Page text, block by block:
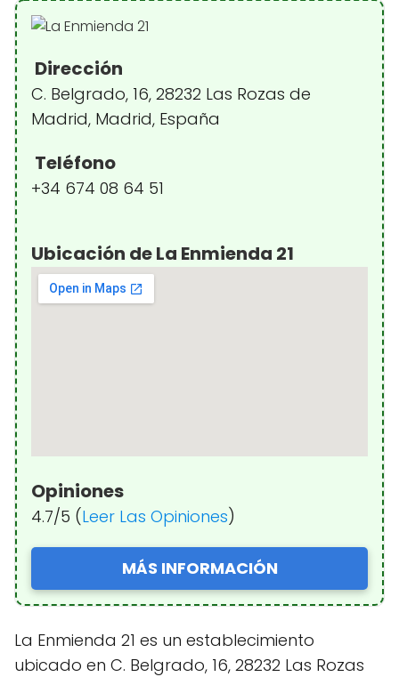
Dirección
C. Belgrado, 16, 28232 Las Rozas de
Madrid, Madrid, España
Teléfono
+34 674 08 64 51
Ubicación de La Enmienda 21
Opiniones
4.7/5 (Leer Las Opiniones)
MÁS INFORMACIÓN
La Enmienda 21 es un establecimiento
ubicado en C. Belgrado, 16, 28232 Las Rozas